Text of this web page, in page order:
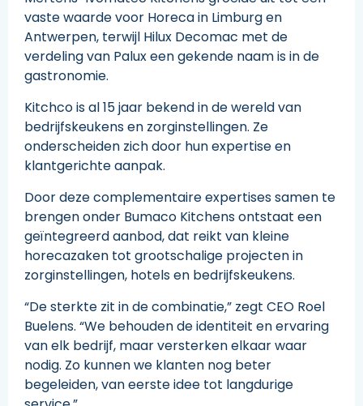
vaste waarde voor Horeca in Limburg en
Antwerpen, terwijl Hilux Decomac met de
verdeling van Palux een gekende naam is in de
gastronomie.
Kitchco is al 15 jaar bekend in de wereld van
bedrijfskeukens en zorginstellingen. Ze
onderscheiden zich door hun expertise en
klantgerichte aanpak.
Door deze complementaire expertises samen te
brengen onder Bumaco Kitchens ontstaat een
geïntegreerd aanbod, dat reikt van kleine
horecazaken tot grootschalige projecten in
zorginstellingen, hotels en bedrijfskeukens.
“De sterkte zit in de combinatie,” zegt CEO Roel
Buelens. “We behouden de identiteit en ervaring
van elk bedrijf, maar versterken elkaar waar
nodig. Zo kunnen we klanten nog beter
begeleiden, van eerste idee tot langdurige